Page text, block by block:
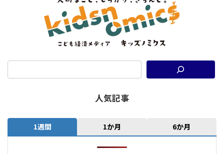
人気記事
1週間 1か月 6か月